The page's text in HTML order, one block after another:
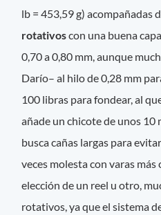
lb = 453,59 g) acompañadas
rotativoscon una buena
0,70 a 0,80 mm, aunque
Darío– al hilo de 0,28 mm
100 libras para fondear, al
añade un chicote de unos 10
busca cañas largas para
veces molesta con varas más
elección de un reel u otro,
rotativos, ya que el sistema